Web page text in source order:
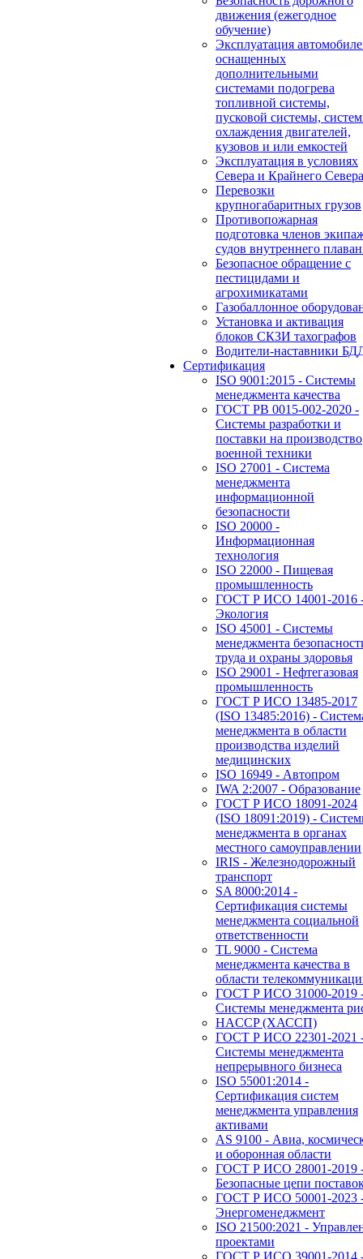
движения (ежегодное
обучение)
Эксплуатация
оснащенных
дополнительными
системами подогрева
топливной системы,
пусковой системы,
охлаждения двигателей,
кузовов и или емкостей
Эксплуатация в условиях
Севера и Крайнего Севера
Перевозки
крупногабаритных грузов
Противопожарная
подготовка членов
судов внутреннего
Безопасное обращение с
пестицидами и
агрохимикатами
Газобаллонное
Установка и активация
блоков СКЗИ тахографов
Водители-наставники
Сертификация
ISO 9001:2015 - Системы
менеджмента качества
ГОСТ РВ 0015-002-2020 -
Системы разработки и
поставки на производство
военной техники
ISO 27001 - Система
менеджмента
информационной
безопасности
ISO 20000 -
Информационная
технология
ISO 22000 - Пищевая
промышленность
ГОСТ Р ИСО 14001-2016
Экология
ISO 45001 - Системы
менеджмента
труда и охраны здоровья
ISO 29001 - Нефтегазовая
промышленность
ГОСТ Р ИСО 13485-2017
(ISO 13485:2016) -
менеджмента в области
производства изделий
медицинских
ISO 16949 - Автопром
IWA 2:2007 - Образование
ГОСТ Р ИСО 18091-2024
(ISO 18091:2019) -
менеджмента в органах
местного самоуправлении
IRIS - Железнодорожный
транспорт
SA 8000:2014 -
Сертификация системы
менеджмента социальной
ответственности
TL 9000 - Система
менеджмента качества в
области
ГОСТ Р ИСО 31000-2019
Системы менеджмента
HACCP (ХАССП)
ГОСТ Р ИСО 22301-2021
Системы менеджмента
непрерывного бизнеса
ISO 55001:2014 -
Сертификация систем
менеджмента управления
активами
AS 9100 - Авиа,
и оборонная области
ГОСТ Р ИСО 28001-2019
Безопасные цепи
ГОСТ Р ИСО 50001-2023
Энергоменеджмент
ISO 21500:2021 -
проектами
ГОСТ Р ИСО 39001-2014